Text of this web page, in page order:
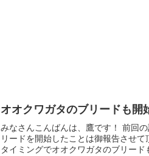
オオクワガタのブリードも開
みなさんこんばんは、鷹です！ 前回
リードを開始したことは御報告させ
タイミングでオオクワガタのブリー